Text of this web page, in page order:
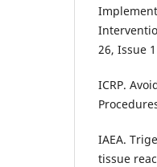
26, Issue
ICRP.
IAEA.
tissue